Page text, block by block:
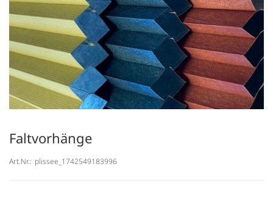
Faltvorhänge
Art.Nr.: plissee_1742549183996